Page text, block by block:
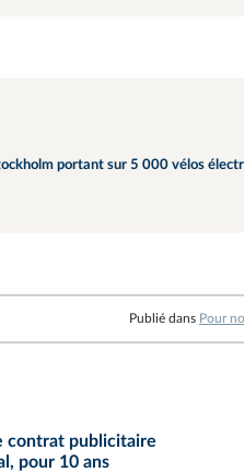
portant sur 5 000 vélos
Publié dans Pour
contrat publicitaire
pour 10 ans